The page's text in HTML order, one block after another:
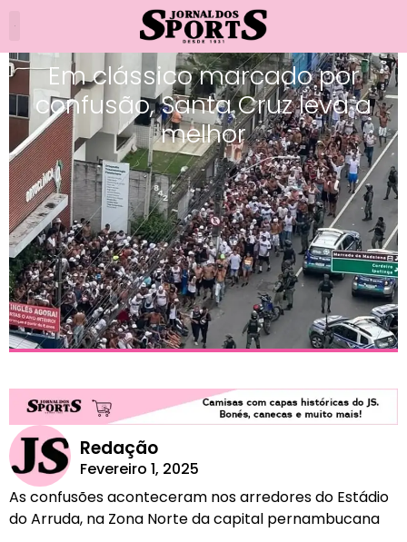
Em clássico marcado por
confusão, Santa Cruz leva a
melhor
Redação
Fevereiro 1, 2025
As confusões aconteceram nos arredores do Estádio
do Arruda, na Zona Norte da capital pernambucana